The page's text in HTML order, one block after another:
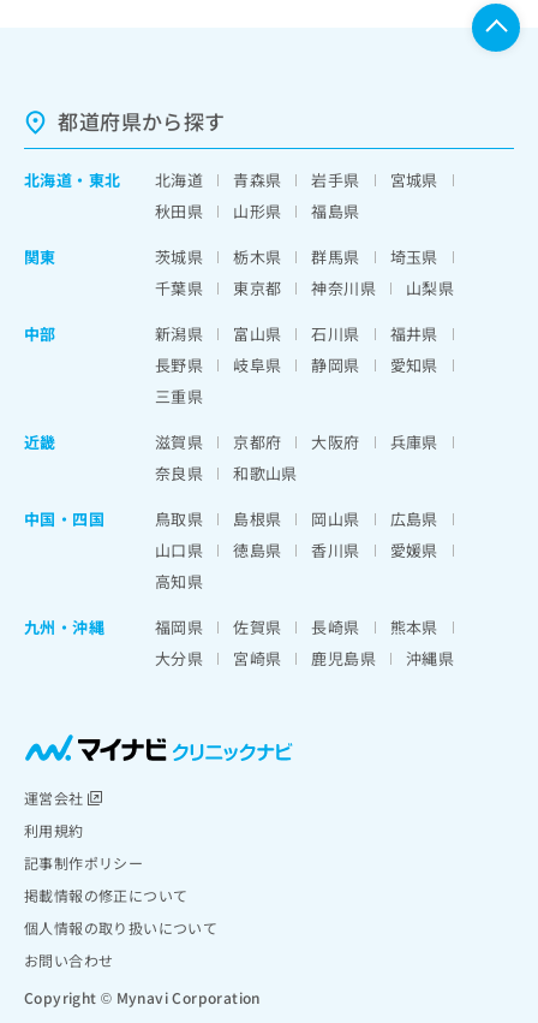
都道府県から探す
北海道 ・ 東北 北海道 青森県 岩手県
宮城県
秋田県
山形県
福島県
関東
茨城県 栃木県 群馬県
埼玉県
千葉県
東京都 神奈川県
山梨県
中部
新潟県 富山県 石川県
福井県
長野県
岐阜県 静岡県
愛知県
三重県
近畿
滋賀県 京都府 大阪府
兵庫県
奈良県
和歌山県
中国・四国
鳥取県 島根県 岡山県
広島県
山口県
徳島県 香川県
愛媛県
高知県
九州・沖縄
福岡県 佐賀県 長崎県
熊本県
大分県
宮崎県 鹿児島県 沖縄県
運営会社
利用規約
記事制作ポリシー
掲載情報の修正について
個人情報の取り扱いについて
お問い合わせ
Copyright © Mynavi Corporation